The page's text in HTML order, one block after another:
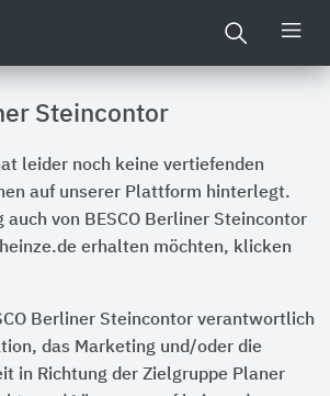
Steincontor
leider noch keine vertiefenden
auf unserer Plattform hinterlegt.
auch von BESCO Berliner Steincontor
erhalten möchten, klicken
Berliner Steincontor verantwortlich
das Marketing und/oder die
in Richtung der Zielgruppe Planer